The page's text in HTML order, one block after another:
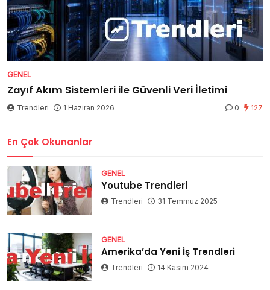
GENEL
Zayıf Akım Sistemleri ile Güvenli Veri İletimi
Trendleri 1 Haziran 2026 0 127
En Çok Okunanlar
GENEL
Youtube Trendleri
Trendleri 31 Temmuz 2025
GENEL
Amerika’da Yeni İş Trendleri
Trendleri 14 Kasım 2024